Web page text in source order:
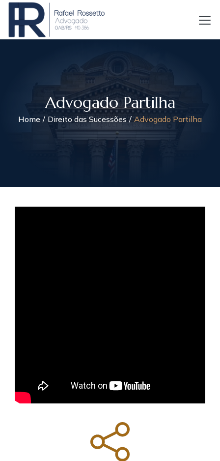
Advogado Partilha
Home Direito das Sucessões Advogado Partilha